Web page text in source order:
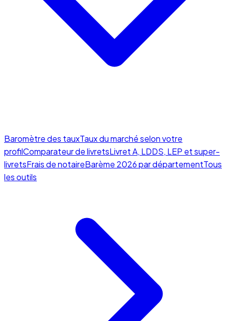
Baromètre des tauxTaux du marché selon votre
profilComparateur de livretsLivret A, LDDS, LEP et super-
livretsFrais de notaireBarème 2026 par départementTous
les outils